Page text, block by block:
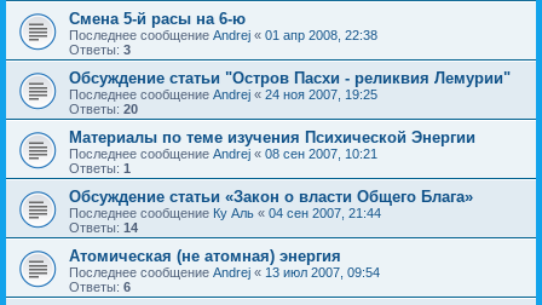
Смена 5-й расы на 6-ю
Последнее сообщение Andrej « 01 апр 2008, 22:38
Ответы: 3
Обсуждение статьи "Остров Пасхи - реликвия Лемурии"
Последнее сообщение Andrej « 24 ноя 2007, 19:25
Ответы: 20
Материалы по теме изучения Психической Энергии
Последнее сообщение Andrej « 08 сен 2007, 10:21
Ответы: 1
Обсуждение статьи «Закон о власти Общего Блага»
Последнее сообщение Ку Аль « 04 сен 2007, 21:44
Ответы: 14
Атомическая (не атомная) энергия
Последнее сообщение Andrej « 13 июл 2007, 09:54
Ответы: 6